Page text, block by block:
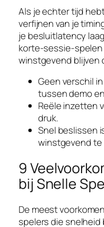
Als je echter tijd
verfijnen van je
je besluitlatency
winstgevend blijven
Geen verschil
tussen demo
Reële inzetten
druk.
Snel beslissen
winstgevend te
9
bij Snelle
De meest
spelers die